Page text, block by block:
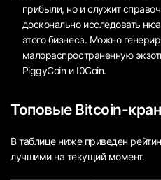
прибыли, но и служит
досконально исследовать
этого бизнеса. Можно
малораспространенную
PiggyCoin и I0Coin.
Топовые Bitcoin-
В таблице ниже приведен
лучшими на текущий момент.